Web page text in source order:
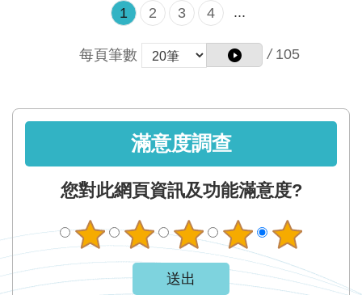
智
能
務
1 2 3 4 ...
每頁筆數 / 105
滿意度調查
您對此網頁資訊及功能滿意度?